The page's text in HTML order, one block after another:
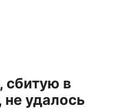
сбитую в
удалось